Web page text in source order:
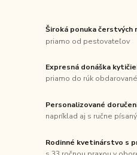
Široká ponuka čerstvých
priamo od pestovateľov
Expresná donáška
priamo do rúk
Personalizované
napríklad aj s ručne
Rodinné kvetinárstvo s